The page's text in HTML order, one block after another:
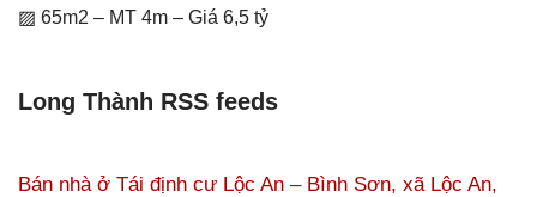
▨ 65m2 – MT 4m – Giá 6,5 tỷ
Long Thành RSS feeds
Bán nhà ở Tái định cư Lộc An – Bình Sơn, xã Lộc An,